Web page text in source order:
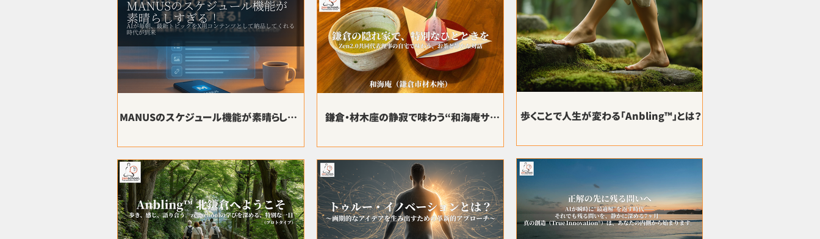
MANUSのスケジュール機能が素晴らしすぎ
で納品してくれる時代が到来
鎌倉・材木座の静寂で味わう“和海庵サロ
歩くことで人生が変わる「Anbling™」とは？